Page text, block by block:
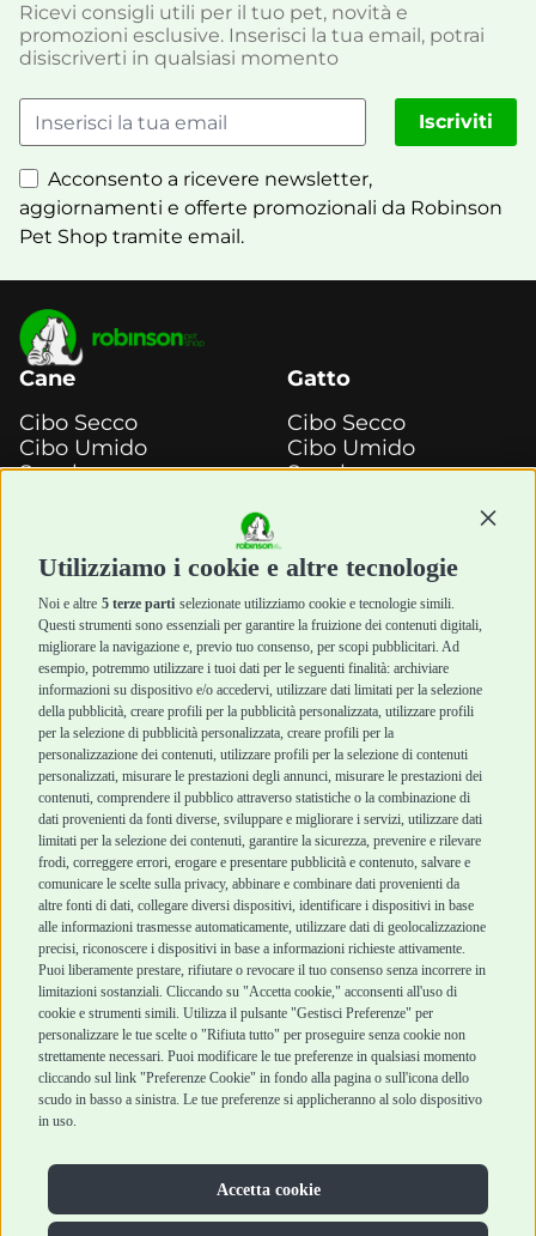
Utilizziamo i cookie e altre tecnologie
Noi e altre 5 terze parti selezionate utilizziamo cookie e tecnologie simili.
Questi strumenti sono essenziali per garantire la fruizione dei contenuti digitali,
migliorare la navigazione e, previo tuo consenso, per scopi pubblicitari. Ad
esempio, potremmo utilizzare i tuoi dati per le seguenti finalità: archiviare
informazioni su dispositivo e/o accedervi, utilizzare dati limitati per la selezione
della pubblicità, creare profili per la pubblicità personalizzata, utilizzare profili
per la selezione di pubblicità personalizzata, creare profili per la
personalizzazione dei contenuti, utilizzare profili per la selezione di contenuti
personalizzati, misurare le prestazioni degli annunci, misurare le prestazioni dei
contenuti, comprendere il pubblico attraverso statistiche o la combinazione di
dati provenienti da fonti diverse, sviluppare e migliorare i servizi, utilizzare dati
limitati per la selezione dei contenuti, garantire la sicurezza, prevenire e rilevare
frodi, correggere errori, erogare e presentare pubblicità e contenuto, salvare e
comunicare le scelte sulla privacy, abbinare e combinare dati provenienti da
altre fonti di dati, collegare diversi dispositivi, identificare i dispositivi in base
alle informazioni trasmesse automaticamente, utilizzare dati di geolocalizzazione
precisi, riconoscere i dispositivi in base a informazioni richieste attivamente.
Puoi liberamente prestare, rifiutare o revocare il tuo consenso senza incorrere in
limitazioni sostanziali. Cliccando su "Accetta cookie," acconsenti all'uso di
cookie e strumenti simili. Utilizza il pulsante "Gestisci Preferenze" per
personalizzare le tue scelte o "Rifiuta tutto" per proseguire senza cookie non
strettamente necessari. Puoi modificare le tue preferenze in qualsiasi momento
cliccando sul link "Preferenze Cookie" in fondo alla pagina o sull'icona dello
scudo in basso a sinistra. Le tue preferenze si applicheranno al solo dispositivo
in uso.
Accetta cookie
Ricevi consigli utili per il tuo pet, novità e
promozioni esclusive. Inserisci la tua email, potrai
disiscriverti in qualsiasi momento
Acconsento a ricevere newsletter,
aggiornamenti e offerte promozionali da Robinson
Pet Shop tramite email.
Iscriviti
Cane
Cibo Secco
Cibo Umido
Snack e
Igiene e Pulizia
Accessori
Cani Mini
Top Quality
Gatto
Cibo Secco
Cibo Umido
Snack e
Igiene e Pulizia
Accessori
Top Quality
Robinson Pet Shop
Chi siamo
Punti vendita
Marchi
Blog
Assistenza Robinson
Pet Shop
Offerte
Promozioni
Recensioni Feedaty
Acquisti sicuri
Termini e condizioni
di vendita
Cashback
Metodi di
pagamento
Recesso e Reso
Spedizioni
Robinson Pet Shop S.r.l.
Via V. Giovanni Schiaparelli, 21 – 47122 Forlì (FC)
P.iva 04095130409 | REA: FO 329541
info@robinsonpetshop.it | Tel. 0543 096850
Copyright © 2025 Robinsonpetshop.it s.r.l. – Tutti i diritti
Privacy Policy|Cookie Policy